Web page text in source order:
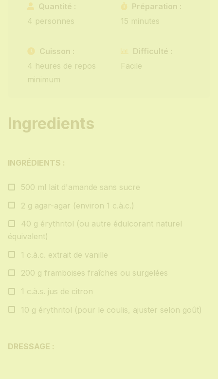
Quantité :
4 personnes
Préparation :
15 minutes
Cuisson :
4 heures de repos
minimum
Difficulté :
Facile
Ingredients
INGRÉDIENTS :
500 ml lait d'amande sans sucre
2 g agar-agar (environ 1 c.à.c.)
40 g érythritol (ou autre édulcorant naturel
équivalent)
1 c.à.c. extrait de vanille
200 g framboises fraîches ou surgelées
1 c.à.s. jus de citron
10 g érythritol (pour le coulis, ajuster selon goût)
DRESSAGE :